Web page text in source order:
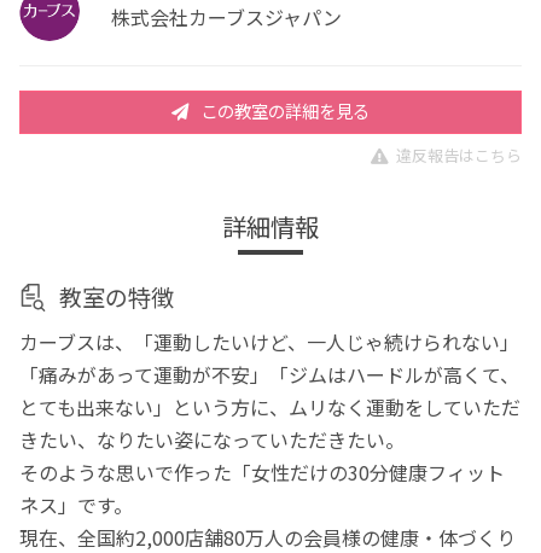
株式会社カーブスジャパン
この教室の詳細を見る
違反報告はこちら
詳細情報
教室の特徴
カーブスは、「運動したいけど、一人じゃ続けられない」
「痛みがあって運動が不安」「ジムはハードルが高くて、
とても出来ない」という方に、ムリなく運動をしていただ
きたい、なりたい姿になっていただきたい。
そのような思いで作った「女性だけの30分健康フィット
ネス」です。
現在、全国約2,000店舗80万人の会員様の健康・体づくり